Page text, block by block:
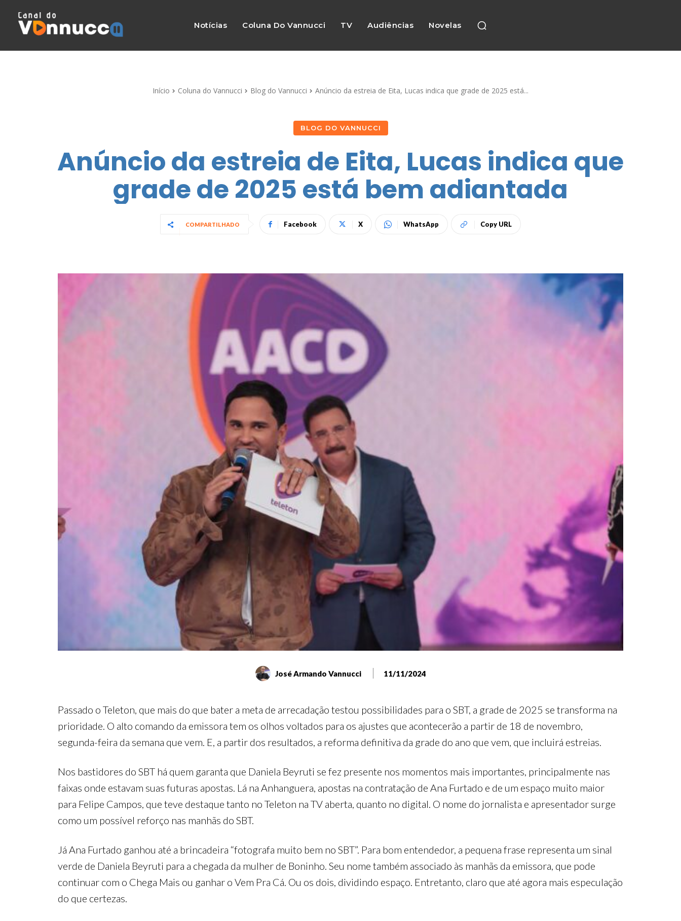
Notícias Coluna Do Vannucci TV Audiências Novelas
Início Coluna do Vannucci Blog do Vannucci Anúncio da estreia de Eita, Lucas indica que grade de 2025 está...
BLOG DO VANNUCCI
Anúncio da estreia de Eita, Lucas indica que
grade de 2025 está bem adiantada
COMPARTILHADO Facebook X WhatsApp Copy URL
José Armando Vannucci 11/11/2024
Passado o Teleton, que mais do que bater a meta de arrecadação testou possibilidades para o SBT, a grade de 2025 se transforma na
prioridade. O alto comando da emissora tem os olhos voltados para os ajustes que acontecerão a partir de 18 de novembro,
segunda-feira da semana que vem. E, a partir dos resultados, a reforma definitiva da grade do ano que vem, que incluirá estreias.
Nos bastidores do SBT há quem garanta que Daniela Beyruti se fez presente nos momentos mais importantes, principalmente nas
faixas onde estavam suas futuras apostas. Lá na Anhanguera, apostas na contratação de Ana Furtado e de um espaço muito maior
para Felipe Campos, que teve destaque tanto no Teleton na TV aberta, quanto no digital. O nome do jornalista e apresentador surge
como um possível reforço nas manhãs do SBT.
Já Ana Furtado ganhou até a brincadeira “fotografa muito bem no SBT”. Para bom entendedor, a pequena frase representa um sinal
verde de Daniela Beyruti para a chegada da mulher de Boninho. Seu nome também associado às manhãs da emissora, que pode
continuar com o Chega Mais ou ganhar o Vem Pra Cá. Ou os dois, dividindo espaço. Entretanto, claro que até agora mais especulação
do que certezas.